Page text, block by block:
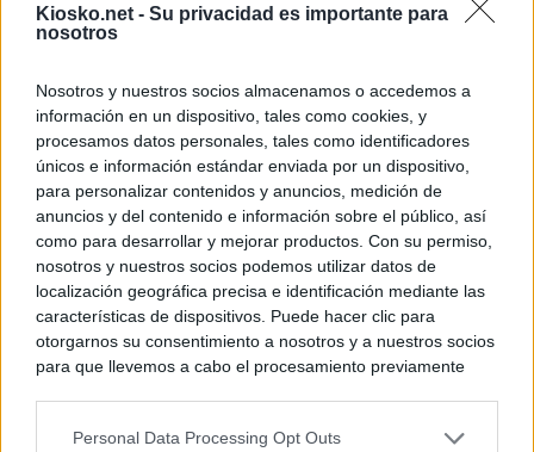
Kiosko.net - Su privacidad es importante para
nosotros
Nosotros y nuestros socios almacenamos o accedemos a
información en un dispositivo, tales como cookies, y
procesamos datos personales, tales como identificadores
únicos e información estándar enviada por un dispositivo,
para personalizar contenidos y anuncios, medición de
anuncios y del contenido e información sobre el público, así
como para desarrollar y mejorar productos. Con su permiso,
nosotros y nuestros socios podemos utilizar datos de
localización geográfica precisa e identificación mediante las
características de dispositivos. Puede hacer clic para
otorgarnos su consentimiento a nosotros y a nuestros socios
para que llevemos a cabo el procesamiento previamente
negar su consentimiento. Tenga en cuenta que algún
Personal Data Processing Opt Outs